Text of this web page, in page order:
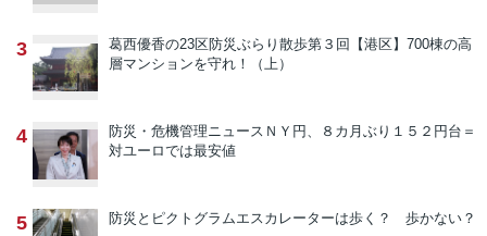
3 葛西優香の23区防災ぶらり散歩第３回【港区】700棟の高
層マンションを守れ！（上）
4 防災・危機管理ニュース ＮＹ円、８カ月ぶり１５２円台＝
対ユーロでは最安値
5 防災とピクトグラムエスカレーターは歩く？ 歩かない？